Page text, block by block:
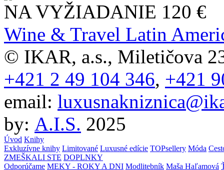
NA VYŽIADANIE 120 €
Wine & Travel Latin
© IKAR, a.s., Miletičova
+421 2 49 104 346, +421
email:
by: A.I.S. 2025
Úvod Knihy
Exkluzívne knihy Limitované Luxusné edície TOPsellery Móda
ZMEŠKALI STE DOPLNKY
Odporúčame MEKY - ROKY A DNI Modlitebník Maša Haľamová